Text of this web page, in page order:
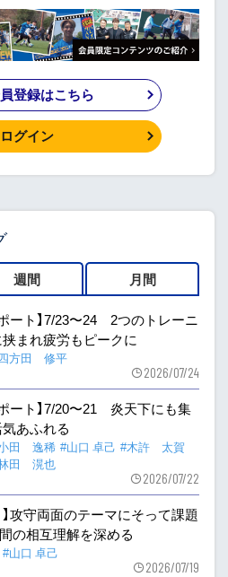
登録はこちら
ログイン
週間 月間
ート】7/23〜24 2つのトレーニ
まれ疲労もピークに
方田 修平
2026/07/24
ート】7/20〜21 炎天下にも集
あふれる
田 逸稀 #山口 卓己 #木許 太賀
田 滉也
2026/07/22
】攻守両面のテーマにそって課題
の相互理解を深める
#山口 卓己
2026/07/19